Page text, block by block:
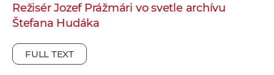
Režisér Jozef Prážmári vo svetle archívu
Štefana Hudáka
FULL TEXT